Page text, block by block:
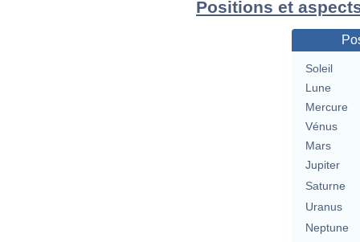
Positions et
Soleil
Lune
Mercure
Vénus
Mars
Jupiter
Saturne
Uranus
Neptune